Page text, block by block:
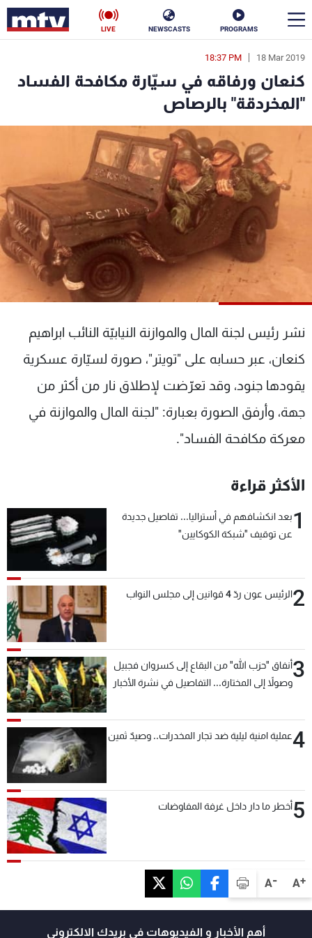
PROGRAMS
NEWSCASTS
LIVE
A+
A-
18 Mar 2019
18:37 PM
كنعان ورفاقه في سيّارة مكافحة الفساد
"المخردقة" بالرصاص
نشر رئيس لجنة المال والموازنة النيابيّة النائب ابراهيم
كنعان، عبر حسابه على "تويتر"، صورة لسيّارة عسكرية
يقودها جنود، وقد تعرّضت لإطلاق نار من أكثر من
جهة، وأرفق الصورة بعبارة: "لجنة المال والموازنة في
معركة مكافحة الفساد".
الأكثر قراءة
1بعد انكشافهم في أستراليا... تفاصيل جديدة
عن توقيف "شبكة الكوكايين"
2الرئيس عون ردّ 4 قوانين إلى مجلس النواب
3أنفاق "حزب الله" من البقاع إلى كسروان فجبيل
وصولاً إلى المختارة... التفاصيل في نشرة الأخبار
4عملية امنية ليلية ضد تجار المخدرات.. وصيدٌ ثمين
5أخطر ما دار داخل غرفة المفاوضات
أهم الأخبار و الفيديوهات في بريدك الالكتروني
en
الأخبار
سياسة ناس
إقتصاد فن
منوعات رياضة
كأس العالم
جدول البرامج
شاهد البرامج
عن MTV
الإنـتـاج
لاعلاناتكم
وظائف
تواصل معنا
شروط الإسـتخدام